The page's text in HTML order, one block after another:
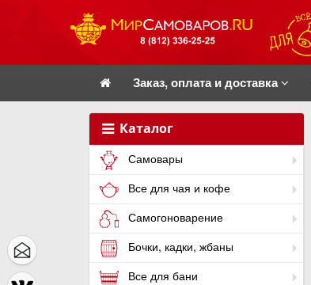
Заказ, оплата и доставка
Каталог
Самовары
Все для чая и кофе
Самогоноварение
Бочки, кадки, жбаны
Все для бани